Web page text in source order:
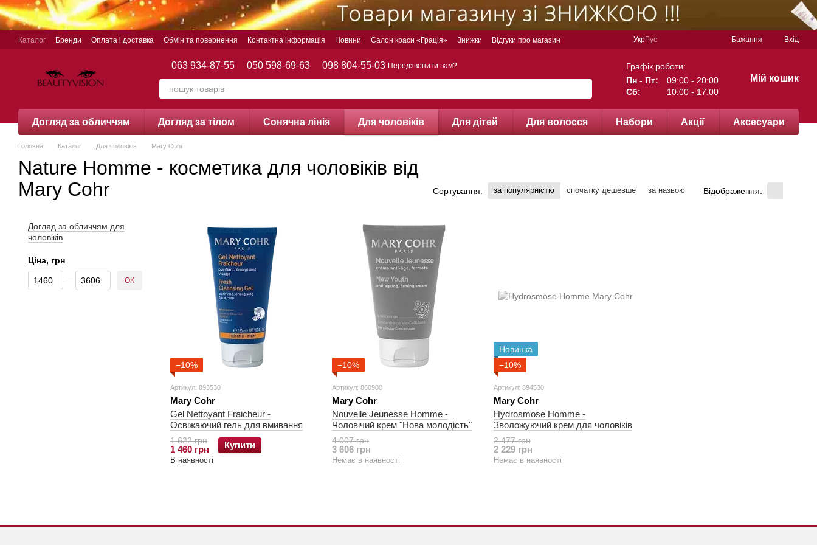
Перейти до основного контенту
Каталог Бренди Оплата і доставка Обмін та повернення Контактна інформація Новини Салон краси «Грація» Знижки Відгуки про магазин УкрРус Бажання Вхід
063 934-87-55 050 598-69-63 098 804-55-03 Передзвонити вам?
Графік роботи:
Пн - Пт:
09:00 - 20:00
Сб:
10:00 - 17:00
Мій кошик
Догляд за обличчям Догляд за тілом Сонячна лінія Для чоловіків Для дітей Для волосся Набори Акції Аксесуари
Головна Каталог Для чоловіків Mary Cohr
Nature Homme - косметика для чоловіків від
Mary Cohr
Сортування: за популярністю спочатку дешевше за назвою Відображення:
−10%
Артикул: 893530
Mary Cohr
Gel Nettoyant Fraicheur -
Освіжаючий гель для вмивання
1 622 грн
1 460 грн Купити
В наявності
−10%
Артикул: 860900
Mary Cohr
Nouvelle Jeunesse Homme -
Чоловічий крем "Нова молодість"
4 007 грн
3 606 грн
Немає в наявності
Новинка
−10%
Артикул: 894530
Mary Cohr
Hydrosmose Homme -
Зволожуючий крем для чоловіків
2 477 грн
2 229 грн
Немає в наявності
Догляд за обличчям для
чоловіків
Ціна, грн
Від Ціна, грн
До Ціна, грн ОК